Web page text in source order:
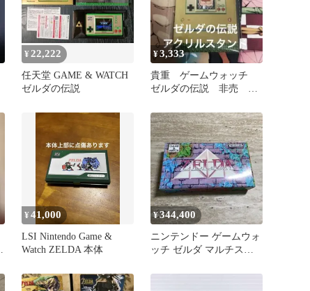
¥ 22,222
任天堂 GAME & WATCH
ゼルダの伝説
¥3,333
貴重 ゲームウォッチ
ゼルダの伝説 非売 ア
ゼルダ リンク
¥41,000
LSI Nintendo Game &
Watch ZELDA 本体
¥344,400
ニンテンドー ゲームウォ
ッチ ゼルダ マルチスク